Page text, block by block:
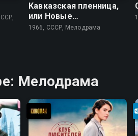
Кавказская пленница,
или Новые
приключения Шурика
1966, СССР, Мелодрама
Мелодрама